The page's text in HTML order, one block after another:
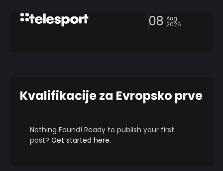
08 Aug
2026
Kvalifikacije za Evropsko
Nothing Found! Ready to publish your first
post? Get started here.